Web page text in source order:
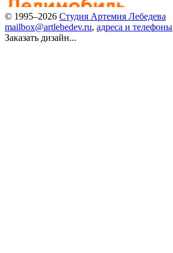
© 1995–2026 Студия Артемия Лебедева
mailbox@artlebedev.ru, адреса и телефоны
Заказать дизайн...